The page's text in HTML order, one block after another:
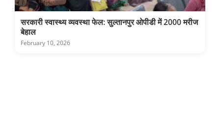
सरकारी स्वास्थ्य व्यवस्था फेल: सुल्तानपुर ओपीडी में 2000 मरीज
बेहाल
February 10, 2026